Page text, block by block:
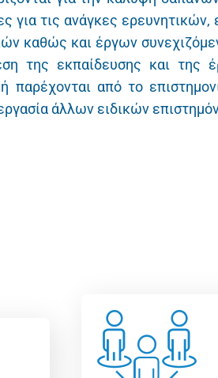
για τις ανάγκες ερευνητικών,
καθώς και έργων
της εκπαίδευσης και της
παρέχονται από το
άλλων ειδικών